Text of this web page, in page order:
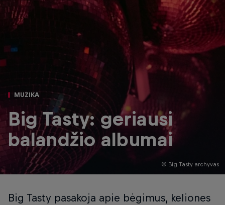
© Big Tasty archyvas
MUZIKA
Big Tasty: geriausi
balandžio albumai
Big Tasty pasakoja apie bėgimus, keliones